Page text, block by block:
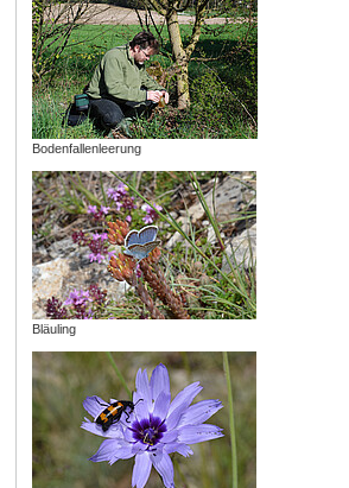
Bodenfallenleerung
Bläuling